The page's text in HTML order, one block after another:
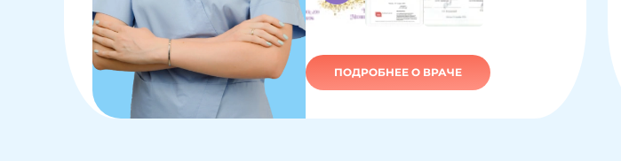
ПОДРОБНЕЕ О ВРАЧЕ